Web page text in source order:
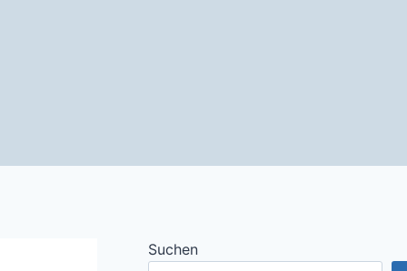
Suchen